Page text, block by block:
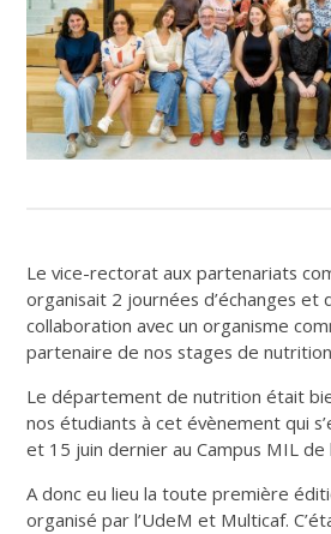
Le vice-rectorat aux partenariats
organisait 2 journées d’échanges et
collaboration avec un organisme
partenaire de nos stages de
Le département de nutrition était
nos étudiants à cet évènement qui
et 15 juin dernier au Campus MIL de
A donc eu lieu la toute première
organisé par l’UdeM et Multicaf.